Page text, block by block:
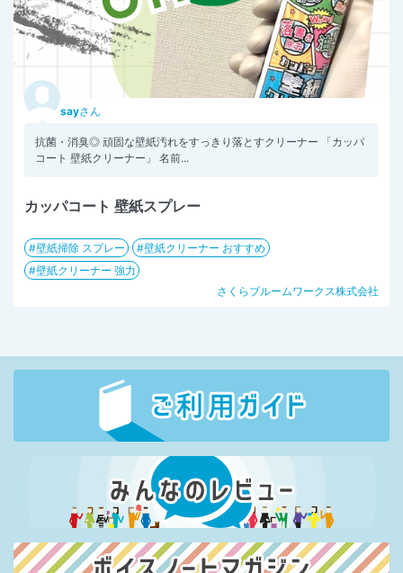
sayさん
抗菌・消臭◎ 頑固な壁紙汚れをすっきり落とすクリーナー 「カッパ
コート 壁紙クリーナー」 名前...
カッパコート 壁紙スプレー
壁紙掃除 スプレー
壁紙クリーナー おすすめ
壁紙クリーナー 強力
さくらブルームワークス株式会社